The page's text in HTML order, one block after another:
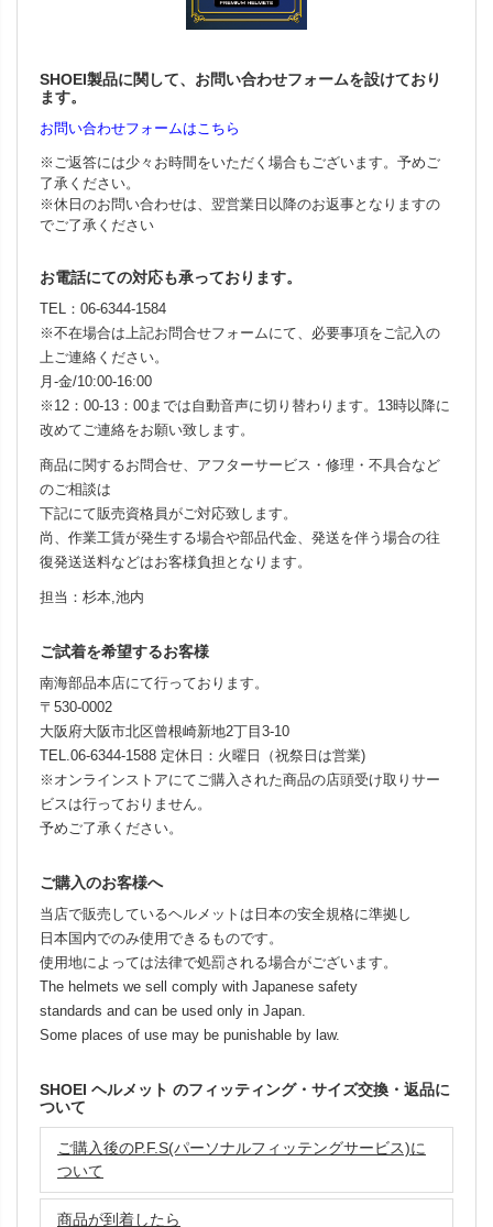
SHOEI製品に関して、お問い合わせフォームを設けており
ます。
お問い合わせフォームはこちら
※ご返答には少々お時間をいただく場合もございます。予めご
了承ください。
※休日のお問い合わせは、翌営業日以降のお返事となりますの
でご了承ください
お電話にての対応も承っております。
TEL：06-6344-1584
※不在場合は上記お問合せフォームにて、必要事項をご記入の
上ご連絡ください。
月-金/10:00-16:00
※12：00-13：00までは自動音声に切り替わります。13時以降に
改めてご連絡をお願い致します。
商品に関するお問合せ、アフターサービス・修理・不具合など
のご相談は
下記にて販売資格員がご対応致します。
尚、作業工賃が発生する場合や部品代金、発送を伴う場合の往
復発送送料などはお客様負担となります。
担当：杉本,池内
ご試着を希望するお客様
南海部品本店にて行っております。
〒530-0002
大阪府大阪市北区曾根崎新地2丁目3-10
TEL.06-6344-1588 定休日：火曜日（祝祭日は営業)
※オンラインストアにてご購入された商品の店頭受け取りサー
ビスは行っておりません。
予めご了承ください。
ご購入のお客様へ
当店で販売しているヘルメットは日本の安全規格に準拠し
日本国内でのみ使用できるものです。
使用地によっては法律で処罰される場合がございます。
The helmets we sell comply with Japanese safety
standards and can be used only in Japan.
Some places of use may be punishable by law.
SHOEI ヘルメット のフィッティング・サイズ交換・返品に
ついて
ご購入後のP.F.S(パーソナルフィッテングサービス)に
ついて
商品が到着したら